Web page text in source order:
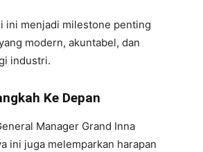
ini menjadi milestone penting
modern, akuntabel, dan
industri.
Ke Depan
Manager Grand Inna
ini juga melemparkan harapan